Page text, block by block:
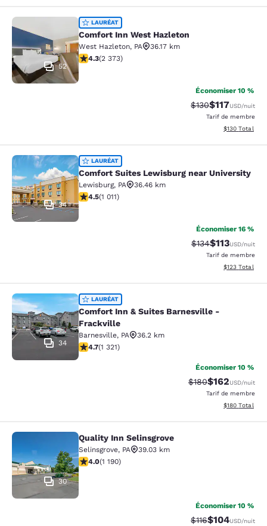
Comfort Inn West Hazleton
52
LAURÉAT
Comfort Inn West Hazleton
West Hazleton, PA
36.17 km
4.25 étoiles. Excellent. 2373 commentaires
4.3(2 373)
Économiser 10 %
Tarif barré :
$130Tarif réduit :
$117USD/nuit
Tarif de membre
Afficher les
$130 Total
Comfort Suites Lewisburg near
34
LAURÉAT
Comfort Suites Lewisburg near University
Lewisburg, PA
36.46 km
4.45 étoiles. Excellent. 1011 commentaires
4.5(1 011)
Économiser 16 %
Tarif barré :
$134Tarif réduit :
$113USD/nuit
Tarif de membre
Afficher les
$123 Total
Comfort Inn & Suites Barnesville -
34
LAURÉAT
Comfort Inn & Suites Barnesville -
Frackville
Barnesville, PA
36.2 km
4.65 étoiles. Exceptionnel. 1321 commentaires
4.7(1 321)
Économiser 10 %
Tarif barré :
$180Tarif réduit :
$162USD/nuit
Tarif de membre
Afficher les
$180 Total
Quality Inn Selinsgrove
30
Quality Inn Selinsgrove
Selinsgrove, PA
39.03 km
4.03 étoiles. Très bon. 1190 commentaires
4.0(1 190)
Économiser 10 %
Tarif barré :
$116Tarif réduit :
$104USD/nuit